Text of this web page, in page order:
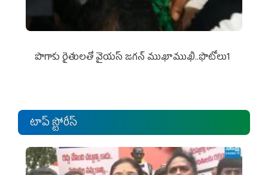
పొగాకు రైతుల‌తో వైయ‌స్ జ‌గ‌న్ ముఖాముఖి..ఫొటోలు1
టాప్ స్టోరీస్